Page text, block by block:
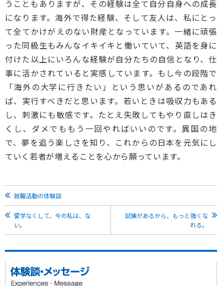
うこともありますが、その経験は全て自分自身への成長
になります。海外で得た経験、そして友人は、私にとっ
て全てかけがえのない財産となっています。一緒に頑張
った同級生もみんなイキイキと働いていて、英語を身に
付けた以上にいろんな経験が自分たちの自信となり、仕
事に活かされていると実感しています。もし今の段階で
「海外の大学に行きたい」という思いがあるのであれ
ば、実行すべきだと思います。若いときは吸収力もある
し、刺激にも敏感です。たとえ失敗してもやり直しはき
くし、ダメでももう一回やればいいのです。異国の地
で、夢を追う楽しさを知り、これからの日本を元気にし
ていく若者が増えることを心から願っています。
就職活動の体験談
留学なくして、今の私は、な
い。
試練があるから、もっと強くな
れる。